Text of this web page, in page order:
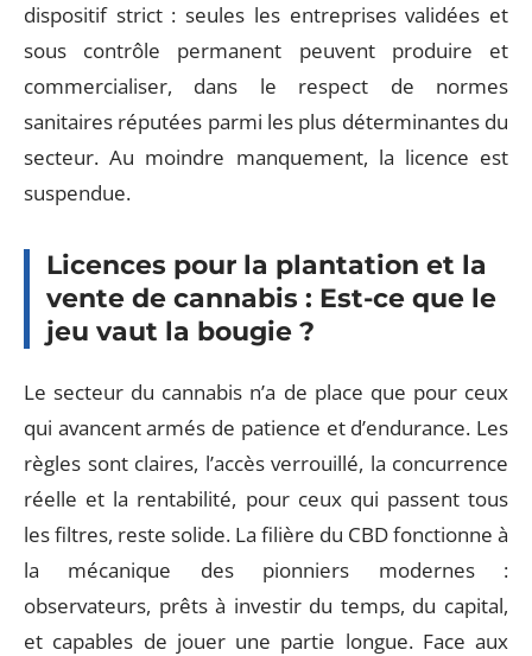
dispositif strict : seules les entreprises validées et
sous contrôle permanent peuvent produire et
commercialiser, dans le respect de normes
sanitaires réputées parmi les plus déterminantes du
secteur. Au moindre manquement, la licence est
suspendue.
Licences pour la plantation et la
vente de cannabis : Est-ce que le
jeu vaut la bougie ?
Le secteur du cannabis n’a de place que pour ceux
qui avancent armés de patience et d’endurance. Les
règles sont claires, l’accès verrouillé, la concurrence
réelle et la rentabilité, pour ceux qui passent tous
les filtres, reste solide. La filière du CBD fonctionne à
la mécanique des pionniers modernes :
observateurs, prêts à investir du temps, du capital,
et capables de jouer une partie longue. Face aux